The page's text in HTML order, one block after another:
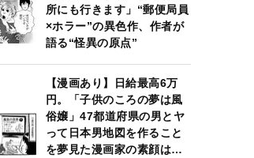
所にも行きます」“郵便局員
×ホラー”の異色作、作者が
語る“怪異の原点”
【漫画あり】日給最高6万
円。「子供のころの夢は風
俗嬢」47都道府県の男とヤ
って日本男地図を作ること
を夢見た漫画家の素顔は…